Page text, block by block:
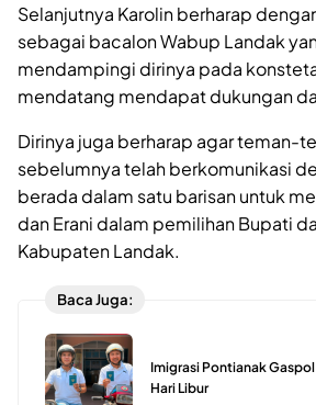
Selanjutnya Karolin berharap
sebagai bacalon Wabup Landak
mendampingi dirinya pada
mendatang mendapat dukungan
Dirinya juga berharap agar teman-
sebelumnya telah berkomunikasi
berada dalam satu barisan untuk
dan Erani dalam pemilihan Bupati
Kabupaten Landak.
Baca Juga:
Imigrasi Pontianak
Hari Libur